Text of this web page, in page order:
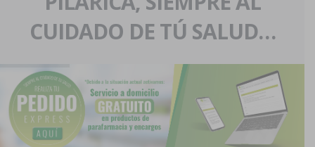
Nuestro equipo
Servicios y reservas
Pedidos express
Blog
Contacto
CUIDADO DE TÚ SALUD…